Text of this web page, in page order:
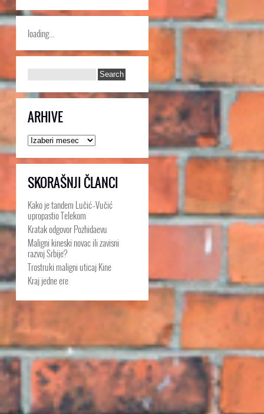
loading...
ARHIVE
Arhive
SKORAŠNJI ČLANCI
Kako je tandem Lučić–Vučić
upropastio Telekom
Kratak odgovor Pozhidaevu
Maligni kineski novac ili zavisni
razvoj Srbije?
Trostruki maligni uticaj Kine
Kraj jedne ere